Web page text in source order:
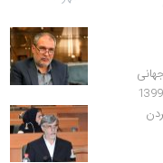
علیه فناوری تولید محصولات تراریخته را تحلیل می کند. مشاهده فیلم در اینجا این فیلم در تاریخ 24 اسفند 1399